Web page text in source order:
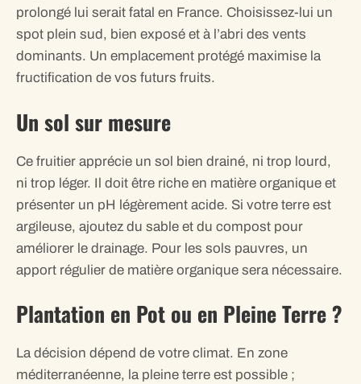
prolongé lui serait fatal en France. Choisissez-lui un
spot plein sud, bien exposé et à l’abri des vents
dominants. Un emplacement protégé maximise la
fructification de vos futurs fruits.
Un sol sur mesure
Ce fruitier apprécie un sol bien drainé, ni trop lourd,
ni trop léger. Il doit être riche en matière organique et
présenter un pH légèrement acide. Si votre terre est
argileuse, ajoutez du sable et du compost pour
améliorer le drainage. Pour les sols pauvres, un
apport régulier de matière organique sera nécessaire.
Plantation en Pot ou en Pleine Terre ?
La décision dépend de votre climat. En zone
méditerranéenne, la pleine terre est possible ;